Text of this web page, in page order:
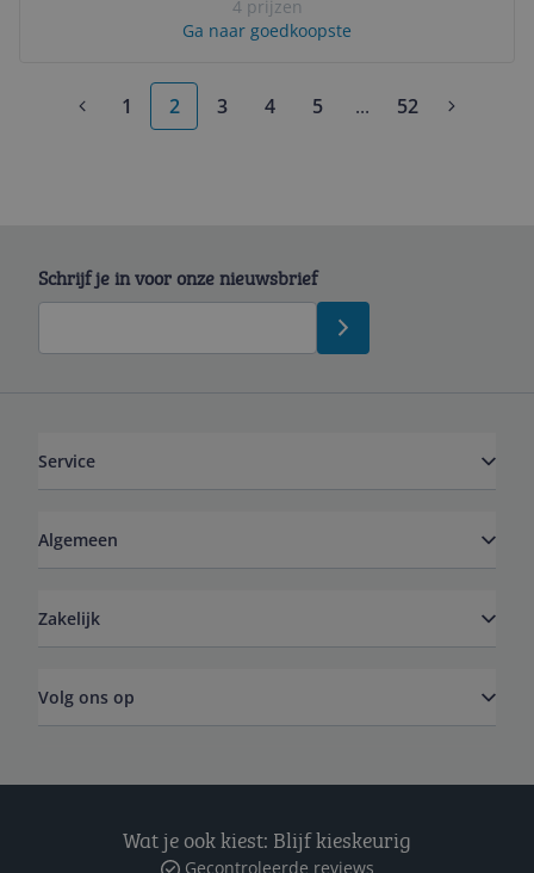
4 prijzen
Ga naar goedkoopste
1 2 3 4 5 ...More pages
52
Schrijf je in voor onze nieuwsbrief
Service
Algemeen
Zakelijk
Volg ons op
Wat je ook kiest: Blijf kieskeurig
Gecontroleerde reviews